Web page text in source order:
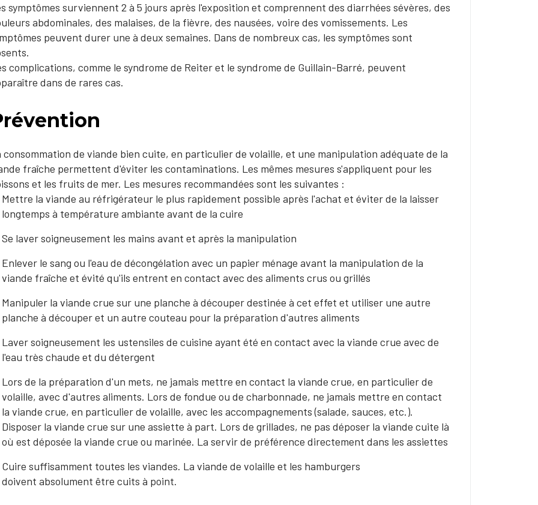
symptômes surviennent 2 à 5 jours après l'exposition et comprennent des diarrhées sévères, des
abdominales, des malaises, de la fièvre, des nausées, voire des vomissements. Les
peuvent durer une à deux semaines. Dans de nombreux cas, les symptômes sont
complications, comme le syndrome de Reiter et le syndrome de Guillain-Barré, peuvent
dans de rares cas.
consommation de viande bien cuite, en particulier de volaille, et une manipulation adéquate de la
fraîche permettent d'éviter les contaminations. Les mêmes mesures s'appliquent pour les
et les fruits de mer. Les mesures recommandées sont les suivantes :
Mettre la viande au réfrigérateur le plus rapidement possible après l'achat et éviter de la laisser
longtemps à température ambiante avant de la cuire
Se laver soigneusement les mains avant et après la manipulation
Enlever le sang ou l'eau de décongélation avec un papier ménage avant la manipulation de la
viande fraîche et évité qu'ils entrent en contact avec des aliments crus ou grillés
Manipuler la viande crue sur une planche à découper destinée à cet effet et utiliser une autre
planche à découper et un autre couteau pour la préparation d'autres aliments
Laver soigneusement les ustensiles de cuisine ayant été en contact avec la viande crue avec de
l'eau très chaude et du détergent
Lors de la préparation d'un mets, ne jamais mettre en contact la viande crue, en particulier de
volaille, avec d'autres aliments. Lors de fondue ou de charbonnade, ne jamais mettre en contact
la viande crue, en particulier de volaille, avec les accompagnements (salade, sauces, etc.).
Disposer la viande crue sur une assiette à part. Lors de grillades, ne pas déposer la viande cuite là
où est déposée la viande crue ou marinée. La servir de préférence directement dans les assiettes
Cuire suffisamment toutes les viandes. La viande de volaille et les hamburgers
doivent absolument être cuits à point.